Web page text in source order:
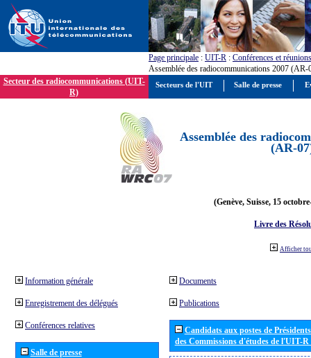
Page principale : UIT-R : Conférences et réunions
Assemblée des radiocommunications 2007 (AR-
Secteur des radiocommunications (UIT-
R)
Assemblée des
(AR-
(Genève, Suisse, 15
Livre des
Afficher
Information générale
Enregistrement des délégués
Conférences relatives
Salle de presse
Documents
Publications
Candidats aux postes de
des Commissions d'études de l'UIT-
Secteurs de l'UIT Salle de presse